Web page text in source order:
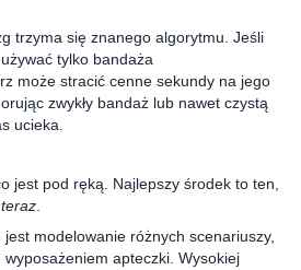
trzyma się znanego algorytmu. Jeśli
tylko bandaża
może stracić cenne sekundy na jego
zwykły bandaż lub nawet czystą
ucieka.
jest pod ręką. Najlepszy środek to ten,
teraz
modelowanie różnych scenariuszy,
wyposażeniem apteczki. Wysokiej